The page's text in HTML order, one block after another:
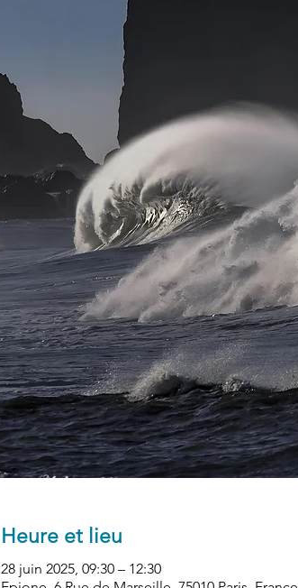
Heure et lieu
28 juin 2025, 09:30 – 12:30